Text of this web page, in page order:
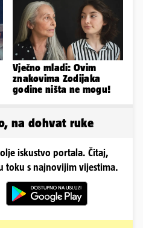
Vječno mladi: Ovim
znakovima Zodijaka
godine ništa ne mogu!
na dohvat ruke
iskustvo portala. Čitaj,
toku s najnovijim vijestima.